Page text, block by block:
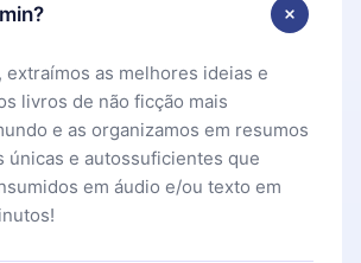
extraímos as melhores ideias e
livros de não ficção mais
e as organizamos em resumos
únicas e autossuficientes que
em áudio e/ou texto em